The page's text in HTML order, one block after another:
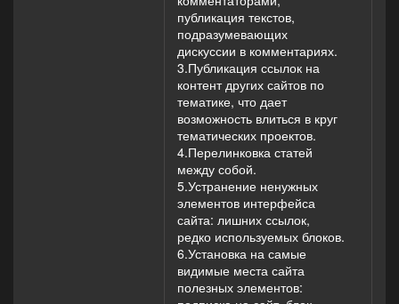
публикация текстов,
подразумевающих
дискуссии в комментариях.
3.Публикация ссылок на
контент других сайтов по
тематике, что дает
возможность влиться в круг
тематических проектов.
4.Перелинковка статей
между собой.
5.Устранение ненужных
элементов интерфейса
сайта: лишних ссылок,
редко используемых блоков.
6.Установка на самые
видимые места сайта
полезных элементов: